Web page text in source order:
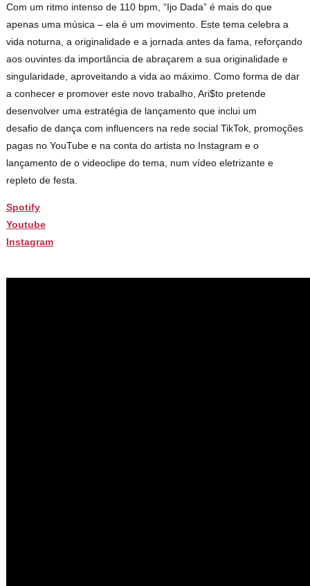
Com um ritmo intenso de 110 bpm, “Ijo Dada” é mais do que
apenas uma música – ela é um movimento. Este tema celebra a
vida noturna, a originalidade e a jornada antes da fama, reforçando
aos ouvintes da importância de abraçarem a sua originalidade e
singularidade, aproveitando a vida ao máximo. Como forma de dar
a conhecer e promover este novo trabalho, Ari$to pretende
desenvolver uma estratégia de lançamento que inclui um
desafio de dança com influencers na rede social TikTok, promoções
pagas no YouTube e na conta do artista no Instagram e o
lançamento de o videoclipe do tema, num vídeo eletrizante e
repleto de festa.
Spotify
Youtube
Instagram